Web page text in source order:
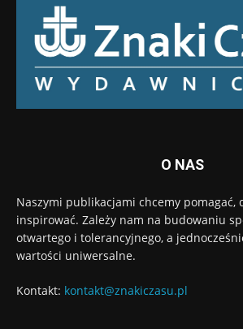
O NAS
Naszymi publikacjami chcemy pomagać,
inspirować. Zależy nam na budowaniu
otwartego i tolerancyjnego, a
wartości uniwersalne.
Kontakt: kontakt@znakiczasu.pl